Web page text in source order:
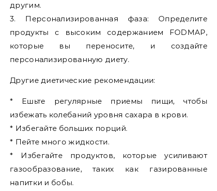
другим.
3. Персонализированная фаза: Определите
продукты с высоким содержанием FODMAP,
которые вы переносите, и создайте
персонализированную диету.
Другие диетические рекомендации:
* Ешьте регулярные приемы пищи, чтобы
избежать колебаний уровня сахара в крови.
* Избегайте больших порций.
* Пейте много жидкости.
* Избегайте продуктов, которые усиливают
газообразование, таких как газированные
напитки и бобы.